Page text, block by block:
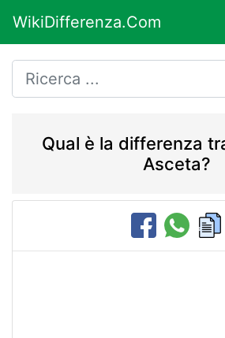
WikiDifferenza.Com
Qual è la differenza
Asceta?